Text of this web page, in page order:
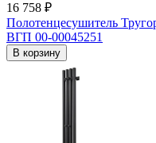
16 758 ₽
Полотенцесушитель
ВГП 00-00045251
В корзину